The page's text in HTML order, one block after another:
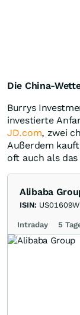
Die China-
Burrys
investierte
JD.com, zwei
Außerdem
oft auch als
Alibaba
ISIN:
Intraday 5